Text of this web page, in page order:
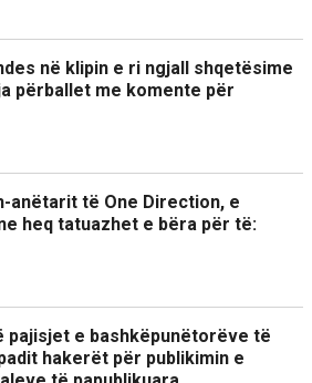
në klipin e ri ngjall shqetësime
përballet me komente për
anëtarit të One Direction, e
heq tatuazhet e bëra për të:
pajisjet e bashkëpunëtorëve të
hakerët për publikimin e